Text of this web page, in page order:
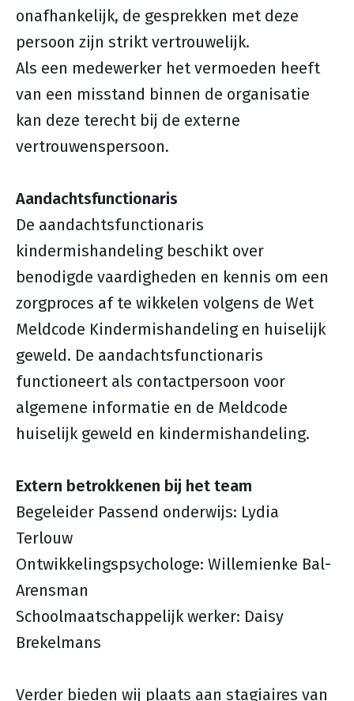
onafhankelijk, de gesprekken met deze
persoon zijn strikt vertrouwelijk.
Als een medewerker het vermoeden heeft
van een misstand binnen de organisatie
kan deze terecht bij de externe
vertrouwenspersoon.
Aandachtsfunctionaris
De aandachtsfunctionaris
kindermishandeling beschikt over
benodigde vaardigheden en kennis om een
zorgproces af te wikkelen volgens de Wet
Meldcode Kindermishandeling en huiselijk
geweld. De aandachtsfunctionaris
functioneert als contactpersoon voor
algemene informatie en de Meldcode
huiselijk geweld en kindermishandeling.
Extern betrokkenen bij het team
Begeleider Passend onderwijs: Lydia
Terlouw
Ontwikkelingspsychologe: Willemienke Bal-
Arensman
Schoolmaatschappelijk werker: Daisy
Brekelmans
Verder bieden wij plaats aan stagiaires van